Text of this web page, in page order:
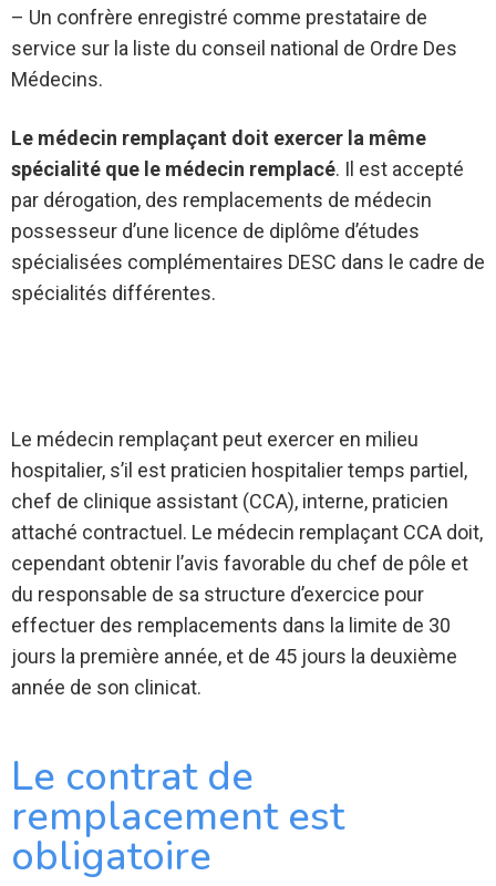
– Un confrère enregistré comme prestataire de
service sur la liste du conseil national de Ordre Des
Médecins.
Le médecin remplaçant doit exercer la même
spécialité que le médecin remplacé. Il est accepté
par dérogation, des remplacements de médecin
possesseur d’une licence de diplôme d’études
spécialisées complémentaires DESC dans le cadre de
spécialités différentes.
Le médecin remplaçant peut exercer en milieu
hospitalier, s’il est praticien hospitalier temps partiel,
chef de clinique assistant (CCA), interne, praticien
attaché contractuel. Le médecin remplaçant CCA doit,
cependant obtenir l’avis favorable du chef de pôle et
du responsable de sa structure d’exercice pour
effectuer des remplacements dans la limite de 30
jours la première année, et de 45 jours la deuxième
année de son clinicat.
Le contrat de
remplacement est
obligatoire